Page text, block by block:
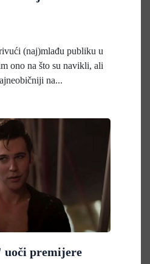
(naj)mlađu publiku u
ono na što su navikli, ali
na...
premijere